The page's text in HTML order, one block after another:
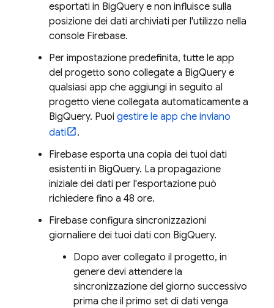
esportati in BigQuery e non influisce sulla
posizione dei dati archiviati per l'utilizzo nella
console Firebase.
Per impostazione predefinita, tutte le app
del progetto sono collegate a BigQuery e
qualsiasi app che aggiungi in seguito al
progetto viene collegata automaticamente a
BigQuery. Puoi gestire le app che inviano
dati
.
Firebase esporta una copia dei tuoi dati
esistenti in BigQuery. La propagazione
iniziale dei dati per l'esportazione può
richiedere fino a 48 ore.
Firebase configura sincronizzazioni
giornaliere dei tuoi dati con BigQuery.
Dopo aver collegato il progetto, in
genere devi attendere la
sincronizzazione del giorno successivo
prima che il primo set di dati venga